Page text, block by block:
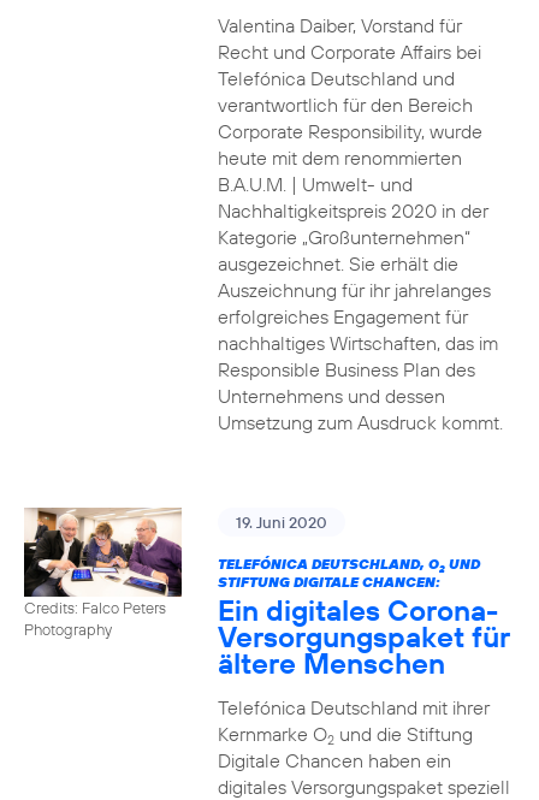
Valentina Daiber, Vorstand für
Recht und Corporate Affairs bei
Telefónica Deutschland und
verantwortlich für den Bereich
Corporate Responsibility, wurde
heute mit dem renommierten
B.A.U.M. | Umwelt- und
Nachhaltigkeitspreis 2020 in der
Kategorie „Großunternehmen“
ausgezeichnet. Sie erhält die
Auszeichnung für ihr jahrelanges
erfolgreiches Engagement für
nachhaltiges Wirtschaften, das im
Responsible Business Plan des
Unternehmens und dessen
Umsetzung zum Ausdruck kommt.
Credits: Falco Peters
Photography
19. Juni 2020
TELEFÓNICA DEUTSCHLAND, O2UND
STIFTUNG DIGITALE CHANCEN:
Ein digitales Corona-
Versorgungspaket für
ältere Menschen
Telefónica Deutschland mit ihrer
Kernmarke O2und die Stiftung
Digitale Chancen haben ein
digitales Versorgungspaket speziell